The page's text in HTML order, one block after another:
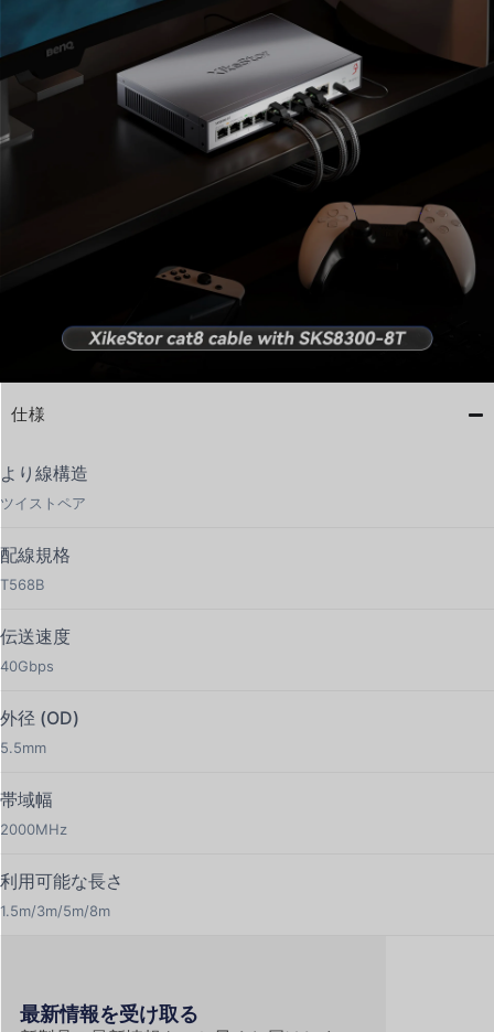
仕様
より線構造
ツイストペア
配線規格
T568B
伝送速度
40Gbps
外径 (OD)
5.5mm
帯域幅
2000MHz
利用可能な長さ
1.5m/3m/5m/8m
最新情報を受け取る